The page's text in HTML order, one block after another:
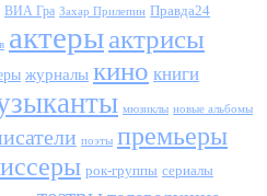
ВИА Гра Захар Прилепин Правда24
актерыактрисы
журналы кино книги
мюзиклы новые альбомы
поэты премьеры
рок-группы сериалы